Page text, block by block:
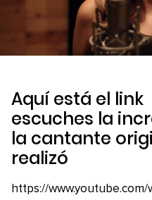
Aquí está el link
escuches la
la cantante
realizó
https://www.youtube.com/